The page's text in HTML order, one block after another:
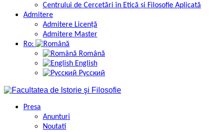
Centrului de Cercetări în Etică și Filosofie Aplicată
Admitere
Admitere Licență
Admitere Master
Ro:
Română
English
Русский
Presa
Anunturi
Noutati